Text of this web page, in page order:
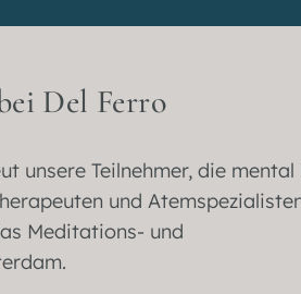
Del Ferro
unsere Teilnehmer, die
und
Meditations- und